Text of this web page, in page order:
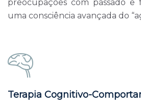
preocupações com passado
uma consciência avançada do
Terapia Cognitivo-